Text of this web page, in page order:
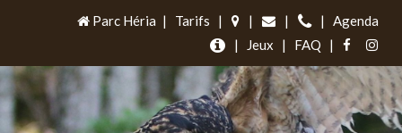
Parc Héria | Tarifs | | | |
Agenda
|
Jeux | FAQ |